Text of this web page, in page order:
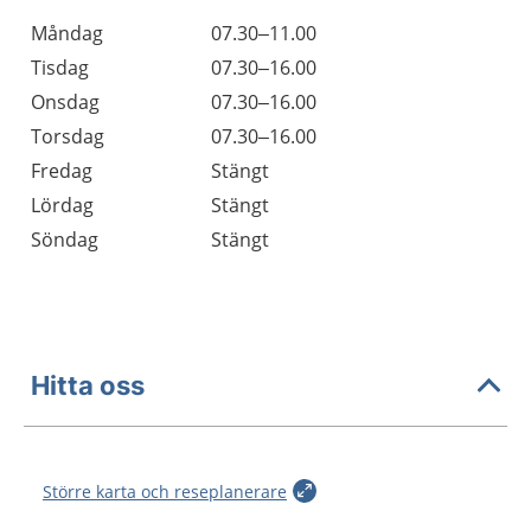
Dag
Öppettider
Kommentarer
Måndag
07.30–11.00
Tisdag
07.30–16.00
Onsdag
07.30–16.00
Torsdag
07.30–16.00
Fredag
Stängt
Lördag
Stängt
Söndag
Stängt
Hitta oss
Större karta och reseplanerare